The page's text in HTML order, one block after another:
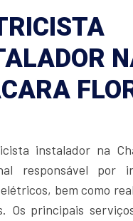
instalador na
responsável por
bem como
Os principais